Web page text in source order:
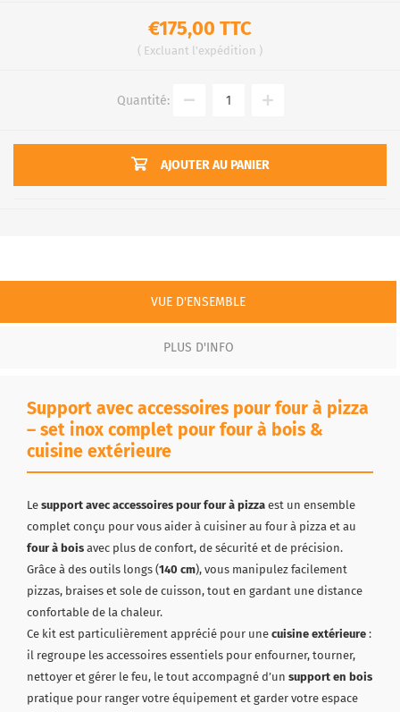
€175,00 TTC
Excluant l'expédition
Quantité:
AJOUTER AU PANIER
VUE D'ENSEMBLE
PLUS D'INFO
Support avec accessoires pour four à pizza
– set inox complet pour four à bois &
cuisine extérieure
Le support avec accessoires pour four à pizza est un ensemble
complet conçu pour vous aider à cuisiner au four à pizza et au
four à bois avec plus de confort, de sécurité et de précision.
Grâce à des outils longs (140 cm), vous manipulez facilement
pizzas, braises et sole de cuisson, tout en gardant une distance
confortable de la chaleur.
Ce kit est particulièrement apprécié pour une cuisine extérieure :
il regroupe les accessoires essentiels pour enfourner, tourner,
nettoyer et gérer le feu, le tout accompagné d’un support en bois
pratique pour ranger votre équipement et garder votre espace